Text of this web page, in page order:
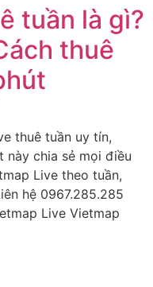
tuần là gì?
thuê
thuê tuần uy tín,
này chia sẻ mọi điều
Live theo tuần,
hệ 0967.285.285
Live Vietmap